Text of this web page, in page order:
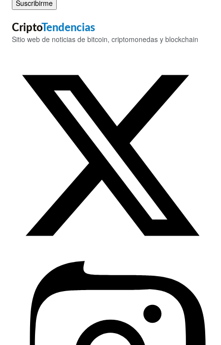
Suscribirme
CriptoTendencias
Sitio web de noticias de bitcoin, criptomonedas y blockchain